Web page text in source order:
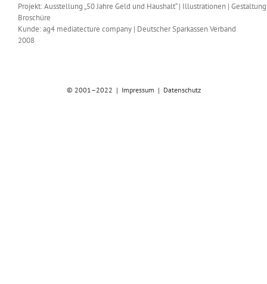
Projekt: Ausstellung „50 Jahre Geld und Haushalt“ | Illustrationen | Gestaltung
Broschüre
Kunde: ag4 mediatecture company | Deutscher Sparkassen Verband
2008
© 2001–2022 | Impressum | Datenschutz